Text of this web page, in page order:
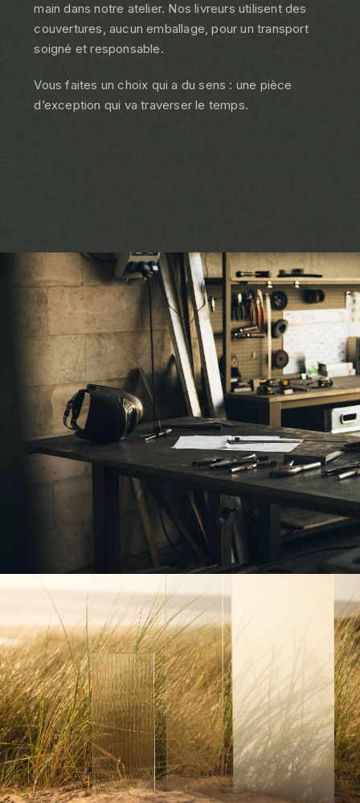
main dans notre atelier. Nos livreurs utilisent des
couvertures, aucun emballage, pour un transport
soigné et responsable.
Vous faites un choix qui a du sens : une pièce
d’exception qui va traverser le temps.